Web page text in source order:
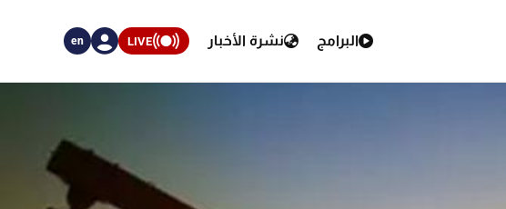
البرامج نشرة الأخبار LIVE
en